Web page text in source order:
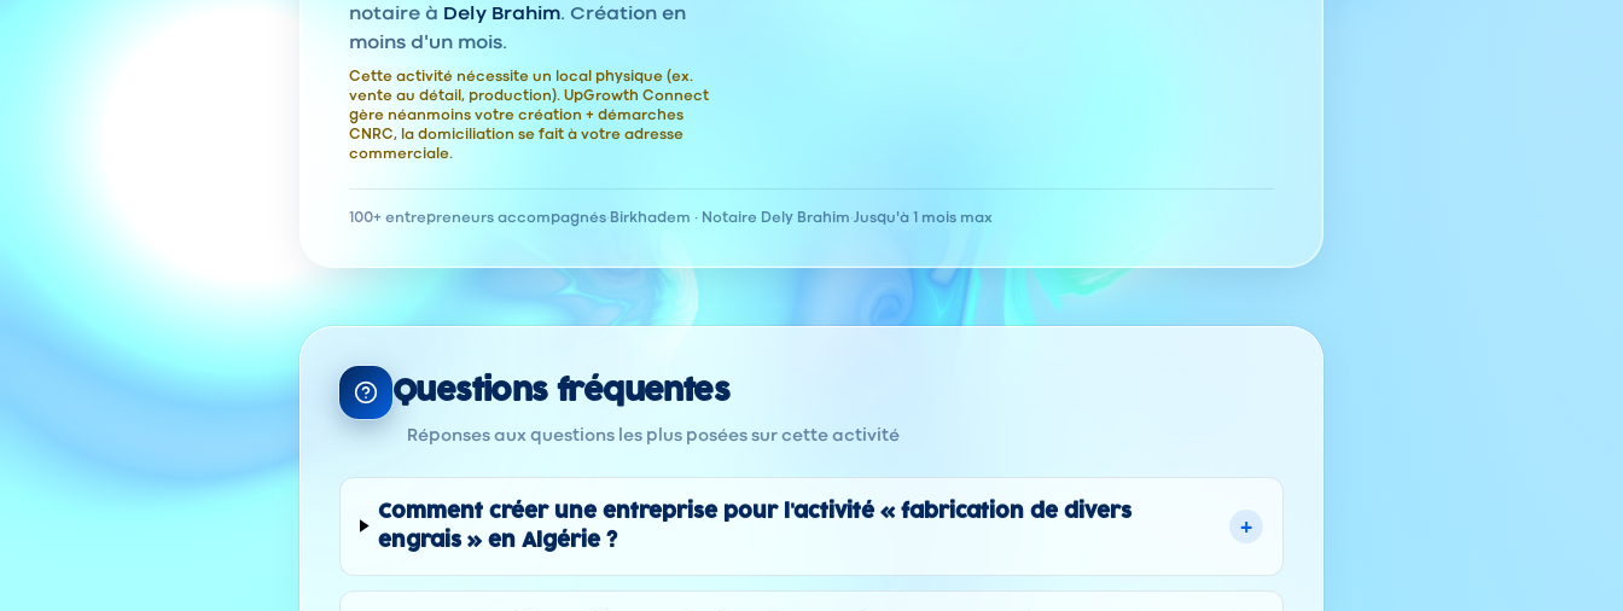
notaire à Dely Brahim. Création en
moins d'un mois.
Cette activité nécessite un local physique (ex.
vente au détail, production). UpGrowth Connect
gère néanmoins votre création + démarches
CNRC, la domiciliation se fait à votre adresse
commerciale.
100+ entrepreneurs accompagnés· Birkhadem · Notaire Dely Brahim ·Jusqu'à 1 mois max
Questions fréquentes
Réponses aux questions les plus posées sur cette activité
Comment créer une entreprise pour l'activité « fabrication de divers
engrais » en Algérie ?
+